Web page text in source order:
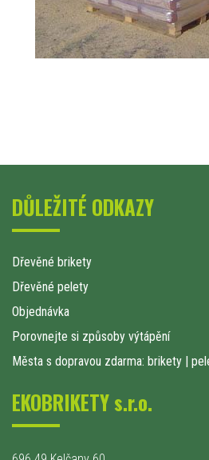
DŮLEŽITÉ ODKAZY
Dřevěné brikety
Dřevěné pelety
Objednávka
Porovnejte si způsoby výtápění
Města s dopravou zdarma: brikety |
EKOBRIKETY s.r.o.